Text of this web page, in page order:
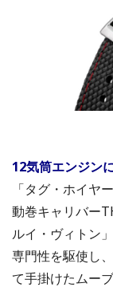
12気筒エンジン
「タグ・ホイヤ
動巻キャリバー
ルイ・ヴィトン
専門性を駆使し
て手掛けたムー